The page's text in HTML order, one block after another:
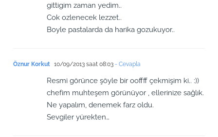
gittigim zaman yedim..
Cok ozlenecek lezzet..
Boyle pastalarda da harika gozukuyor..
Öznur Korkut 10/09/2013 saat 08:03- Cevapla
Resmi görünce şöyle bir ooffff çekmişim ki.. :))
chefim muhteşem görünüyor , ellerinize sağlık.
Ne yapalım, denemek farz oldu.
Sevgiler yürekten…